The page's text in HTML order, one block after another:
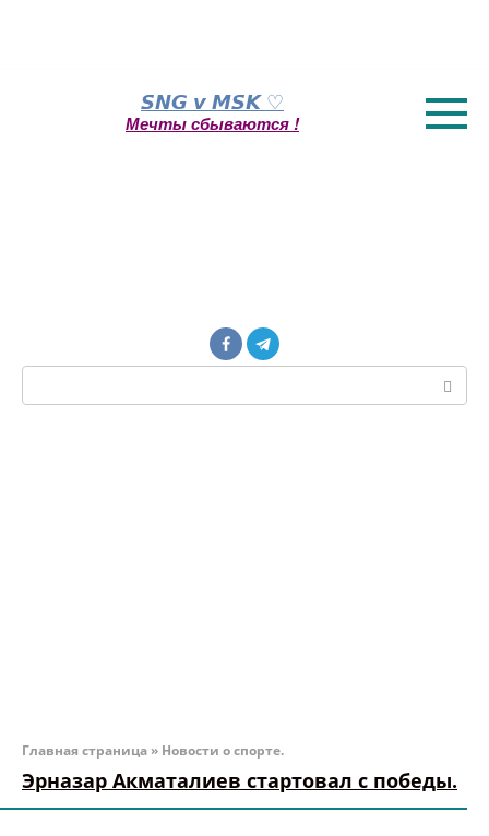
𝙎𝙉𝙂 𝙫 𝙈𝙎𝙆 ♡
Мечты сбываются !
Поиск:
Главная страница » Новости о спорте.
Эрназар Акматалиев стартовал с победы.